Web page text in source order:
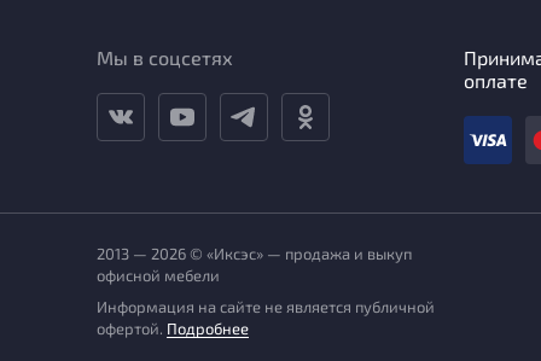
Мы в соцсетях
оплате
2013 — 2026 © «Иксэс» — продажа и выкуп
офисной мебели
Информация на сайте не является публичной
офертой. Подробнее